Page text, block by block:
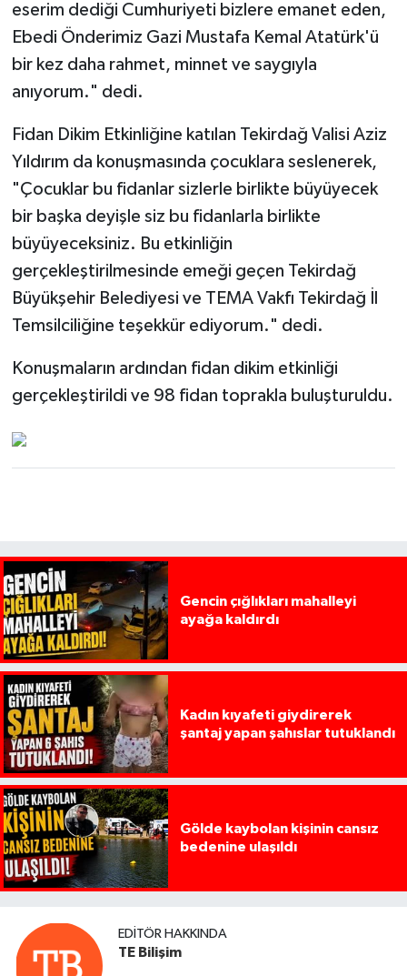
eserim dediği Cumhuriyeti bizlere emanet eden,
Ebedi Önderimiz Gazi Mustafa Kemal Atatürk'ü
bir kez daha rahmet, minnet ve saygıyla
anıyorum." dedi.
Fidan Dikim Etkinliğine katılan Tekirdağ Valisi Aziz
Yıldırım da konuşmasında çocuklara seslenerek,
"Çocuklar bu fidanlar sizlerle birlikte büyüyecek
bir başka deyişle siz bu fidanlarla birlikte
büyüyeceksiniz. Bu etkinliğin
gerçekleştirilmesinde emeği geçen Tekirdağ
Büyükşehir Belediyesi ve TEMA Vakfı Tekirdağ İl
Temsilciliğine teşekkür ediyorum." dedi.
Konuşmaların ardından fidan dikim etkinliği
gerçekleştirildi ve 98 fidan toprakla buluşturuldu.
Gencin çığlıkları mahalleyi
ayağa kaldırdı
Kadın kıyafeti giydirerek
şantaj yapan şahıslar tutuklandı
Gölde kaybolan kişinin cansız
bedenine ulaşıldı
EDITÖR HAKKINDA
TE Bilişim